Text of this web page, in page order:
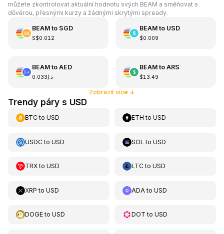
můžete zkontrolovat aktuální hodnotu svých BEAM a směňovat s
důvěrou, přesnými kurzy a žádnými skrytými spready.
BEAMto SGD
S$0.012
BEAMto USD
$0.009
BEAMto AED
د.إ0.033
BEAMto ARS
$13.49
Zobrazit více ↓
Trendy páry s USD
BTCto USD ETH toUSD
USDCto USD SOL toUSD
TRXto USD LTCtoUSD
XRP to USD ADA toUSD
DOGEto USD DOT toUSD